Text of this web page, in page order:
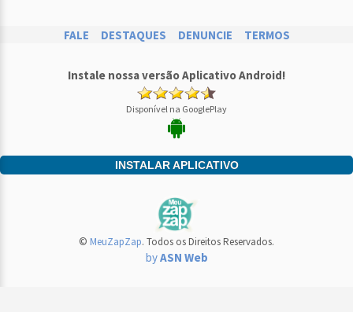
FALE DESTAQUES DENUNCIE TERMOS
Instale nossa versão Aplicativo Android!
Disponível na GooglePlay
INSTALAR APLICATIVO
© MeuZapZap. Todos os Direitos Reservados.
byASN Web